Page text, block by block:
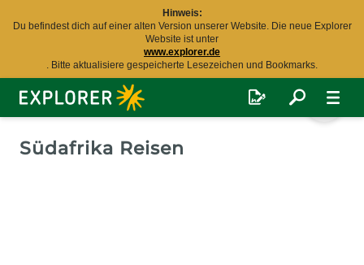
Hinweis:
Du befindest dich auf einer alten Version unserer Website. Die neue Explorer
Website ist unter
www.explorer.de
. Bitte aktualisiere gespeicherte Lesezeichen und Bookmarks.
Explorer
Fernreisen
Südafrika Reisen